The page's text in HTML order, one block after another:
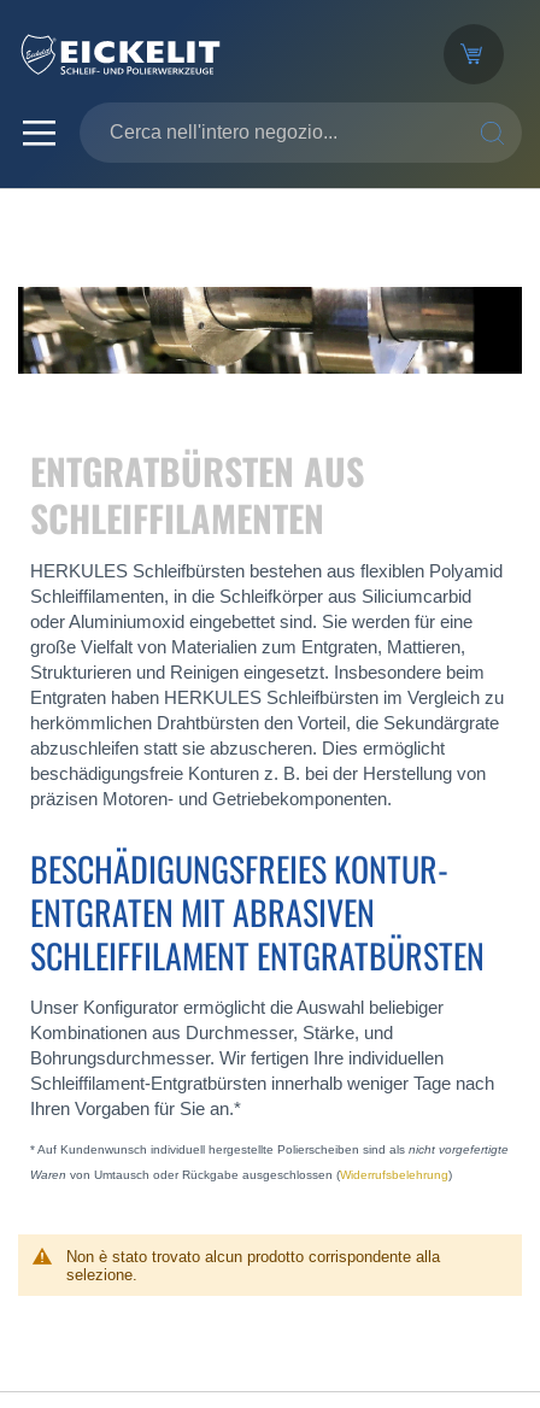
ENTGRATBÜRSTEN AUS
SCHLEIFFILAMENTEN
HERKULES Schleifbürsten bestehen aus flexiblen Polyamid
Schleiffilamenten, in die Schleifkörper aus Siliciumcarbid
oder Aluminiumoxid eingebettet sind. Sie werden für eine
große Vielfalt von Materialien zum Entgraten, Mattieren,
Strukturieren und Reinigen eingesetzt. Insbesondere beim
Entgraten haben HERKULES Schleifbürsten im Vergleich zu
herkömmlichen Drahtbürsten den Vorteil, die Sekundärgrate
abzuschleifen statt sie abzuscheren. Dies ermöglicht
beschädigungsfreie Konturen z. B. bei der Herstellung von
präzisen Motoren- und Getriebekomponenten.
BESCHÄDIGUNGSFREIES KONTUR-
ENTGRATEN MIT ABRASIVEN
SCHLEIFFILAMENT ENTGRATBÜRSTEN
Unser Konfigurator ermöglicht die Auswahl beliebiger
Kombinationen aus Durchmesser, Stärke, und
Bohrungsdurchmesser. Wir fertigen Ihre individuellen
Schleiffilament-Entgratbürsten innerhalb weniger Tage nach
Ihren Vorgaben für Sie an.*
* Auf Kundenwunsch individuell hergestellte Polierscheiben sind als nicht vorgefertigte
Waren von Umtausch oder Rückgabe ausgeschlossen (Widerrufsbelehrung)
Non è stato trovato alcun prodotto corrispondente alla
selezione.